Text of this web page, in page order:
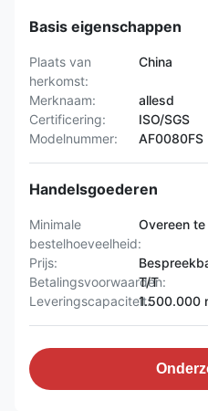
Basis eigenschappen
Plaats van
herkomst:
China
Merknaam:
allesd
Certificering:
ISO/SGS
Modelnummer:
AF0080FS
Handelsgoederen
Minimale
bestelhoeveelheid:
Overeen
Prijs:
Betalingsvoorwaarden:
T/T
Leveringscapaciteit:1.500.000